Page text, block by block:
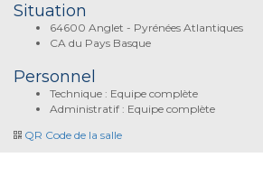
Situation
64600 Anglet - Pyrénées Atlantiques
CA du Pays Basque
Personnel
Technique : Equipe complète
Administratif : Equipe complète
QR Code de la salle